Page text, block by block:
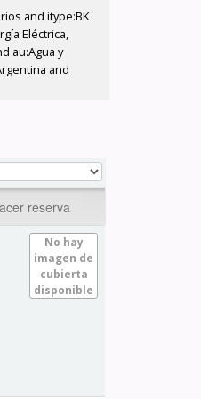
and itype:BK
Eléctrica,
au:Agua y
and
reserva
No hay
imagen de
cubierta
disponible